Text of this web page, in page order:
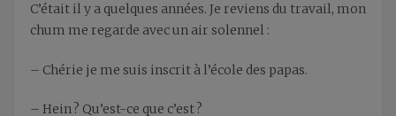
C’était il y a quelques années. Je reviens du travail, mon
chum me regarde avec un air solennel :
– Chérie je me suis inscrit à l’école des papas.
– Hein ? Qu’est-ce que c’est ?